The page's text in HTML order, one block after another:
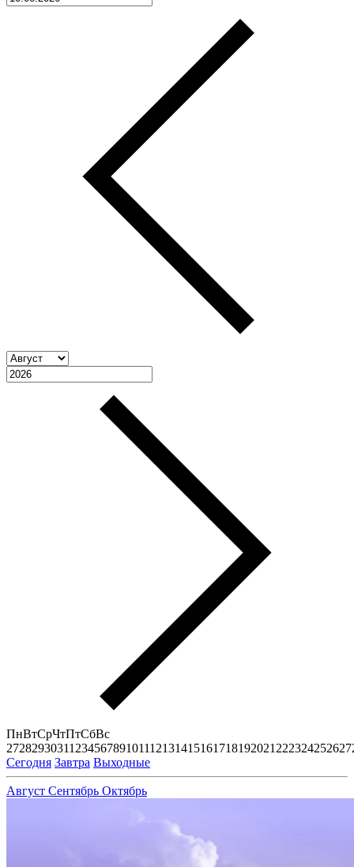
ПнВтСрЧтПтСбВс
27282930311 23456789101112131415161718192021 222324252627
Сегодня Завтра Выходные
Август Сентябрь Октябрь